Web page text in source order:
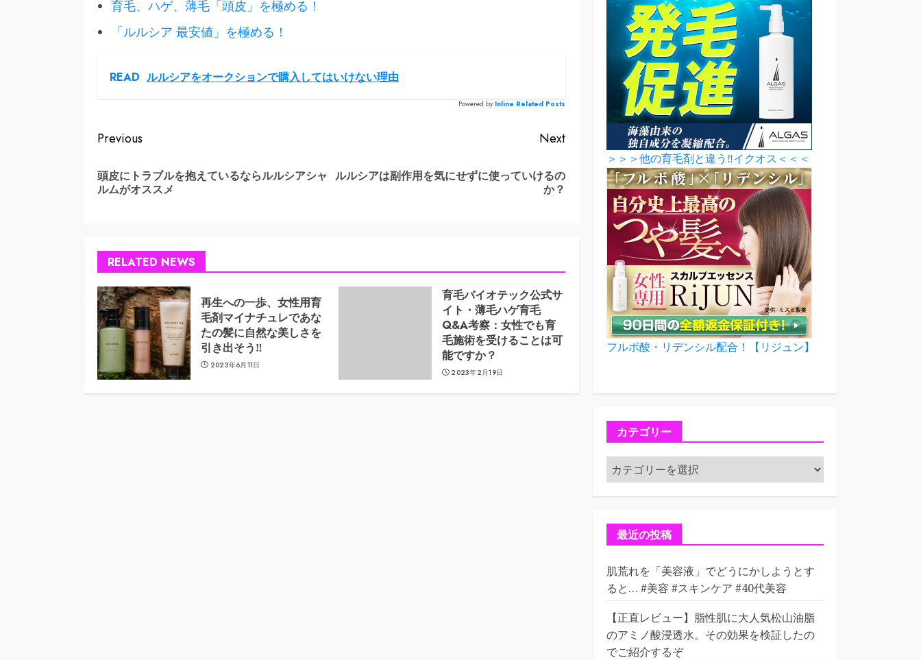
育毛、ハゲ、薄毛「頭皮」を極める！
「ルルシア 最安値」を極める！
READ ルルシアをオークションで購入してはいけない理由
Powered by Inline Related Posts
Continue
Reading
Previous
Previous
頭皮にトラブルを抱えているならルルシアシャ
ルムがオススメ
Next
Next
ルルシアは副作用を気にせずに使っていけるの
か？
RELATED NEWS
再生への一歩、女性用育
毛剤マイナチュレであな
たの髪に自然な美しさを
引き出そう‼
2023年6月11日
育毛バイオテック公式サ
イト・薄毛ハゲ育毛
Q&A考察：女性でも育
毛施術を受けることは可
能ですか？
2023年2月19日
＞＞＞他の育毛剤と違う‼イクオス＜＜＜
フルボ酸・リデンシル配合！【リジュン】
カテゴリー
カ
テ
ゴ
ー最近の投稿
肌荒れを「美容液」でどうにかしようとす
ると… #美容 #スキンケア #40代美容
【正直レビュー】脂性肌に大人気松山油脂
のアミノ酸浸透水。その効果を検証したの
でご紹介するぞ